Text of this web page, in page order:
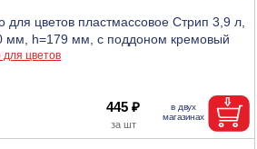
для цветов пластмассовое Стрип 3,9 л,
мм, h=179 мм, с поддоном кремовый
цветов
445 ₽